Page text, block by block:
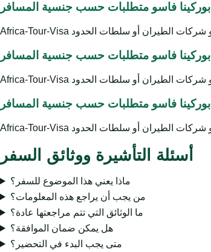
بوركينا فاسو متطلبات حسب جنسية المسافر
بوركينا فاسو متطلبات حسب جنسية المسافر
بوركينا فاسو متطلبات حسب جنسية المسافر
أسئلة التأشيرة ووثائق السفر
ماذا يعني هذا الموضوع للسفر؟
من يجب أن يراجع هذه المعلومات؟
ما الوثائق التي تتم مراجعتها عادة؟
هل يمكن ضمان الموافقة؟
متى يجب البدء في التحضير؟